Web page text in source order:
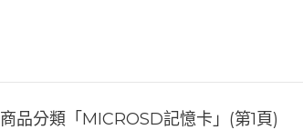
商品分類「MICROSD記憶卡」(第1頁)